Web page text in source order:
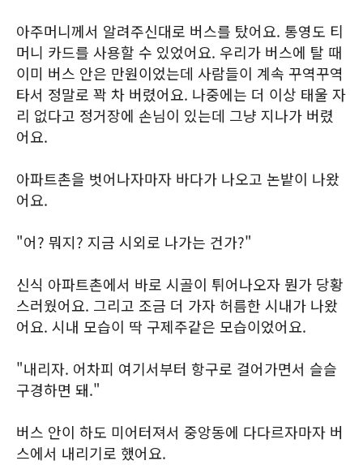
아주머니께서 알려주신대로 버스를 탔어요. 통영도 티
머니 카드를 사용할 수 있었어요. 우리가 버스에 탈 때
이미 버스 안은 만원이었는데 사람들이 계속 꾸역꾸역
타서 정말로 꽉 차 버렸어요. 나중에는 더 이상 태울 자
리 없다고 정거장에 손님이 있는데 그냥 지나가 버렸
어요.
아파트촌을 벗어나자마자 바다가 나오고 논밭이 나왔
어요.
"어? 뭐지? 지금 시외로 나가는 건가?"
신식 아파트촌에서 바로 시골이 튀어나오자 뭔가 당황
스러웠어요. 그리고 조금 더 가자 허름한 시내가 나왔
어요. 시내 모습이 딱 구제주같은 모습이었어요.
"내리자. 어차피 여기서부터 항구로 걸어가면서 슬슬
구경하면 돼."
버스 안이 하도 미어터져서 중앙동에 다다르자마자 버
스에서 내리기로 했어요.